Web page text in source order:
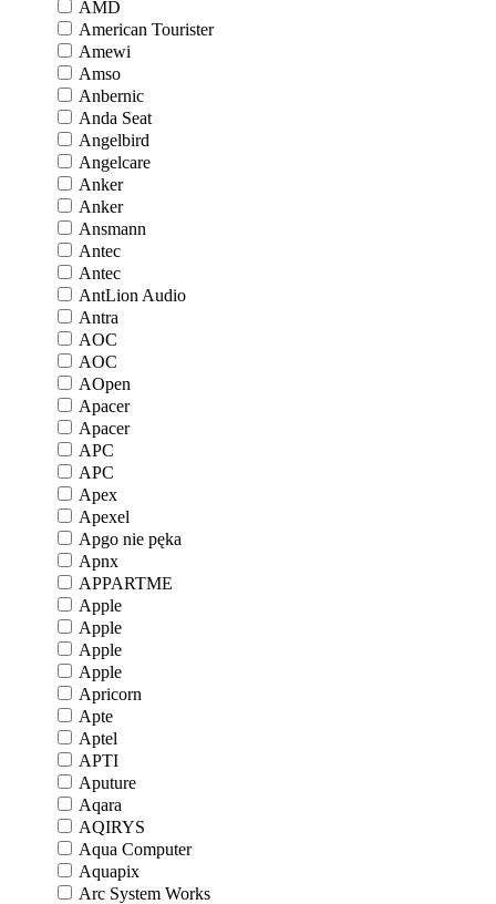
AMD
American Tourister
Amewi
Amso
Anbernic
Anda Seat
Angelbird
Angelcare
Anker
Anker
Ansmann
Antec
Antec
AntLion Audio
Antra
AOC
AOC
AOpen
Apacer
Apacer
APC
APC
Apex
Apexel
Apgo nie pęka
Apnx
APPARTME
Apple
Apple
Apple
Apple
Apricorn
Apte
Aptel
APTI
Aputure
Aqara
AQIRYS
Aqua Computer
Aquapix
Arc System Works